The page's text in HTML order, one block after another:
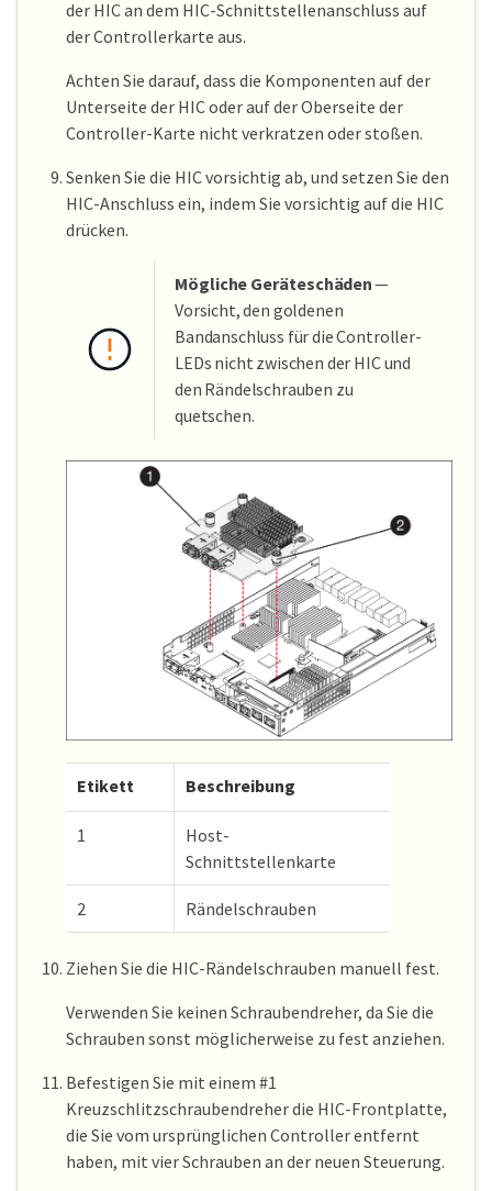
der HIC an dem HIC-Schnittstellenanschluss auf
der Controllerkarte aus.
Achten Sie darauf, dass die Komponenten auf der
Unterseite der HIC oder auf der Oberseite der
Controller-Karte nicht verkratzen oder stoßen.
Senken Sie die HIC vorsichtig ab, und setzen Sie den
HIC-Anschluss ein, indem Sie vorsichtig auf die HIC
drücken.
Mögliche Geräteschäden—
Vorsicht, den goldenen
Bandanschluss für die Controller-
LEDs nicht zwischen der HIC und
den Rändelschrauben zu
quetschen.
Etikett Beschreibung
1
Host-
Schnittstellenkarte
2 Rändelschrauben
Ziehen Sie die HIC-Rändelschrauben manuell fest.
Verwenden Sie keinen Schraubendreher, da Sie die
Schrauben sonst möglicherweise zu fest anziehen.
Befestigen Sie mit einem #1
Kreuzschlitzschraubendreher die HIC-Frontplatte,
die Sie vom ursprünglichen Controller entfernt
haben, mit vier Schrauben an der neuen Steuerung.